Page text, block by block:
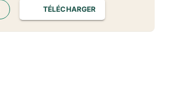
TÉLÉCHARGER